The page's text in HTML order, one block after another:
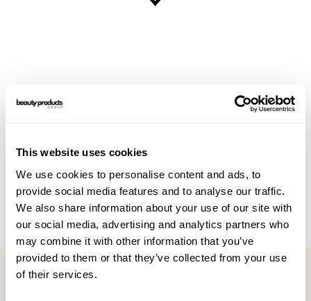
This website uses cookies
We use cookies to personalise content and ads, to
provide social media features and to analyse our traffic.
We also share information about your use of our site with
our social media, advertising and analytics partners who
may combine it with other information that you’ve
provided to them or that they’ve collected from your use
of their services.
Brukerveiledning
Forsegler Gelish Soak-Off Gel Polish og gir en finish med
høyglans som ikke blir matt, fliser eller løsner. Fjernes med
Artificial Nail Remover.